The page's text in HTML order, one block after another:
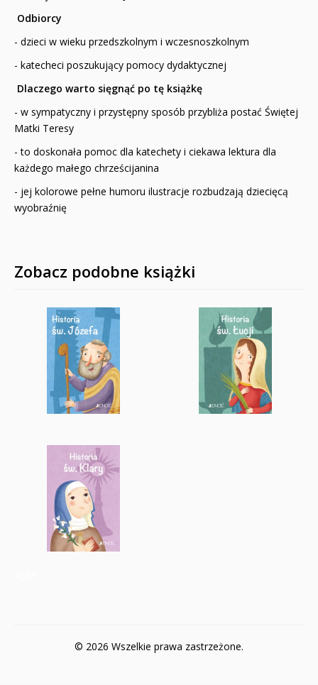
Odbiorcy
- dzieci w wieku przedszkolnym i wczesnoszkolnym
- katecheci poszukujący pomocy dydaktycznej
Dlaczego warto sięgnąć po tę książkę
- w sympatyczny i przystępny sposób przybliża postać Świętej
Matki Teresy
- to doskonała pomoc dla katechety i ciekawa lektura dla
każdego małego chrześcijanina
- jej kolorowe pełne humoru ilustracje rozbudzają dziecięcą
wyobraźnię
Zobacz podobne książki
© 2026 Wszelkie prawa zastrzeżone.